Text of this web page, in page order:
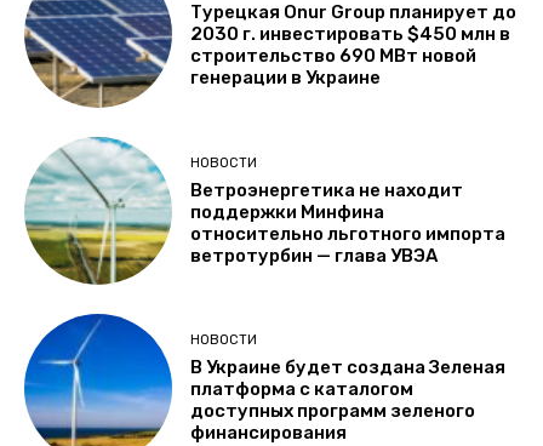
Турецкая Onur Group планирует до
2030 г. инвестировать $450 млн в
строительство 690 МВт новой
генерации в Украине
НОВОСТИ
Ветроэнергетика не находит
поддержки Минфина
относительно льготного импорта
ветротурбин — глава УВЭА
НОВОСТИ
В Украине будет создана Зеленая
платформа с каталогом
доступных программ зеленого
финансирования